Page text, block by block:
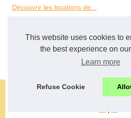
This website uses cookies to
the best experience on
Learn more
Refuse Cookie
Découvrir les locations de...
Louez vos bureaux pour...
Pro-location.com|Schéma votre